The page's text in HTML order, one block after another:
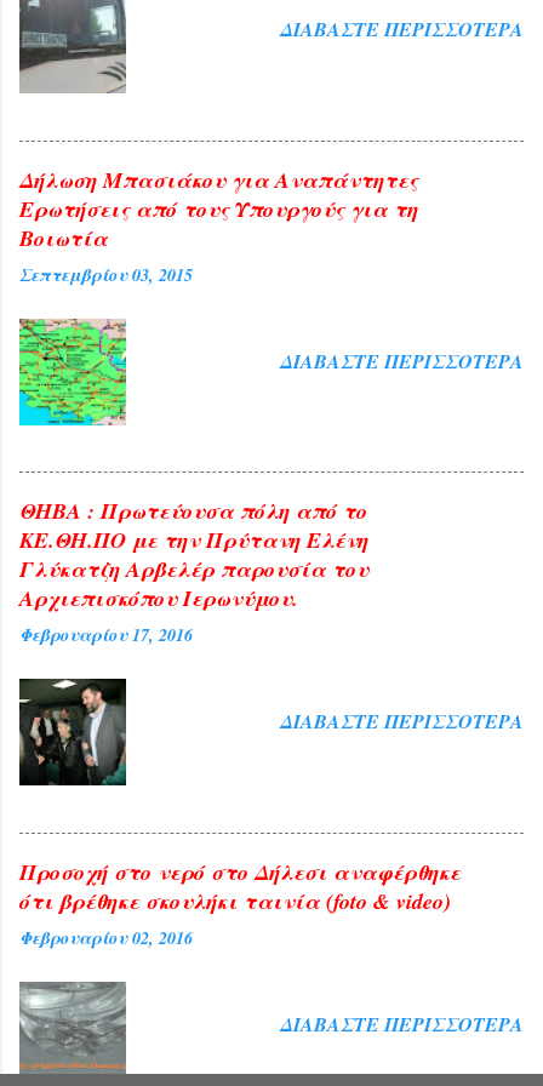
αυτό. Ήταν τιμή για τη Θήβα η παρουσία
ΔΙΑΒΆΣΤΕ ΠΕΡΙΣΣΌΤΕΡΑ
Δήλωση Μπασιάκου για Αναπάντητες
Ερωτήσεις από τους Υπουργούς για τη
Βοιωτία
Σεπτεμβρίου 03, 2015
ΔΙΑΒΆΣΤΕ ΠΕΡΙΣΣΌΤΕΡΑ
ΘΗΒΑ : Πρωτεύουσα πόλη από το
ΚΕ.ΘΗ.ΠΟ με την Πρύτανη Ελένη
Γλύκατζη Αρβελέρ παρουσία του
Αρχιεπισκόπου Ιερωνύμου.
Φεβρουαρίου 17, 2016
ΔΙΑΒΆΣΤΕ ΠΕΡΙΣΣΌΤΕΡΑ
Προσοχή στο νερό στο Δήλεσι αναφέρθηκε
ότι βρέθηκε σκουλήκι ταινία (foto & video)
Φεβρουαρίου 02, 2016
ΔΙΑΒΆΣΤΕ ΠΕΡΙΣΣΌΤΕΡΑ